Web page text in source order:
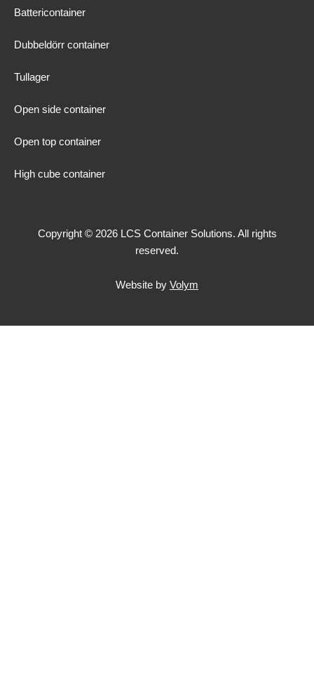
Battericontainer
Dubbeldörr container
Tullager
Open side container
Open top container
High cube container
Copyright © 2026 LCS Container Solutions. All rights
reserved.
Website by Volym